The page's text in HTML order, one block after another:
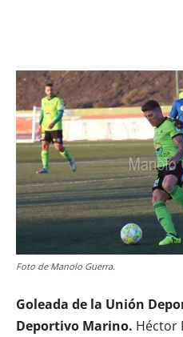
Foto de Manolo Guerra.
Goleada de la Unión
Deportivo Marino. Héctor